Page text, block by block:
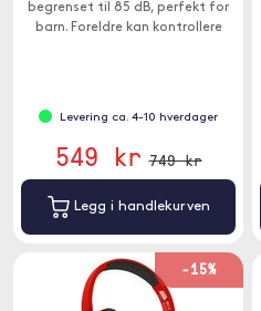
begrenset til 85 dB, perfekt for
barn. Foreldre kan kontrollere
Levering ca. 4-10 hverdager
549 kr 749 kr
Legg i handlekurven
-15%